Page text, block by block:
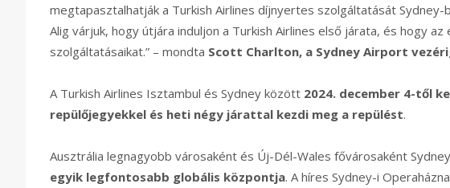
megtapasztalhatják a Turkish Airlines díjnyertes szolgáltatását
Alig várjuk, hogy útjára induljon a Turkish Airlines első járata, és hogy
szolgáltatásaikat.” – mondta Scott Charlton, a Sydney Airport
A Turkish Airlines Isztambul és Sydney között 2024. december 4-től
repülőjegyekkel és heti négy járattal kezdi meg a repülést.
Ausztrália legnagyobb városaként és Új-Dél-Wales fővárosaként
egyik legfontosabb globális központja. A híres Sydney-i